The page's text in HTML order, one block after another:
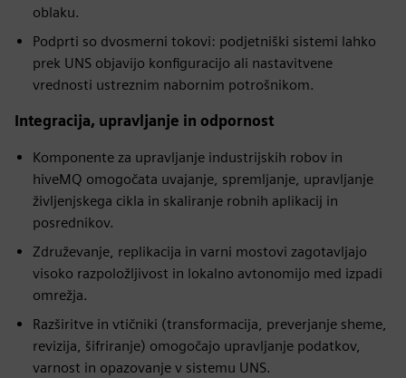
oblaku.
Podprti so dvosmerni tokovi: podjetniški sistemi lahko
prek UNS objavijo konfiguracijo ali nastavitvene
vrednosti ustreznim nabornim potrošnikom.
Integracija, upravljanje in odpornost
Komponente za upravljanje industrijskih robov in
hiveMQ omogočata uvajanje, spremljanje, upravljanje
življenjskega cikla in skaliranje robnih aplikacij in
posrednikov.
Združevanje, replikacija in varni mostovi zagotavljajo
visoko razpoložljivost in lokalno avtonomijo med izpadi
omrežja.
Razširitve in vtičniki (transformacija, preverjanje sheme,
revizija, šifriranje) omogočajo upravljanje podatkov,
varnost in opazovanje v sistemu UNS.